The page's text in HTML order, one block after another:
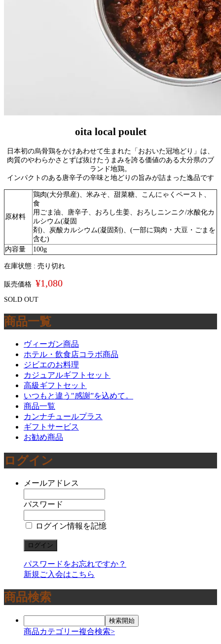
oita local poulet
日本初の烏骨鶏をかけあわせて生まれた「おおいた冠地どり」は、
肉質のやわらかさとずば抜けたうまみを誇る価値のある大分県のブ
ランド地鶏。
インパクトのある唐辛子の辛味と地どりの旨みが詰まった逸品です
原材料
鶏肉(大分県産)、米みそ、甜菜糖、こんにゃくペースト、
食
用ごま油、唐辛子、おろし生姜、おろしニンニク/水酸化カ
ルシウム(凝固
剤)、炭酸カルシウム(凝固剤)、(一部に鶏肉・大豆・ごまを
含む)
内容量
100g
在庫状態 : 売り切れ
販売価格 ¥1,080
SOLD OUT
商品一覧
ヴィーガン商品
ホテル・飲食店コラボ商品
ジビエのお料理
カジュアルギフトセット
高級ギフトセット
いつもと違う"感謝”を込めて。
商品一覧
カンナチュールプラス
ギフトサービス
お勧め商品
ログイン
メールアドレス
パスワード
ログイン情報を記憶
パスワードをお忘れですか？
新規ご入会はこちら
商品検索
商品カテゴリー複合検索>